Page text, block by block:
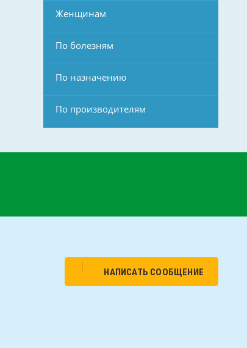
Женщинам
По болезням
По назначению
По производителям
НАПИСАТЬ СООБЩЕНИЕ